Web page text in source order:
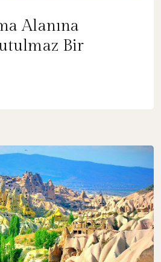
Alanına
Bir